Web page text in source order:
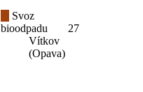
Svoz
bioodpadu
Vítkov
(Opava)
27